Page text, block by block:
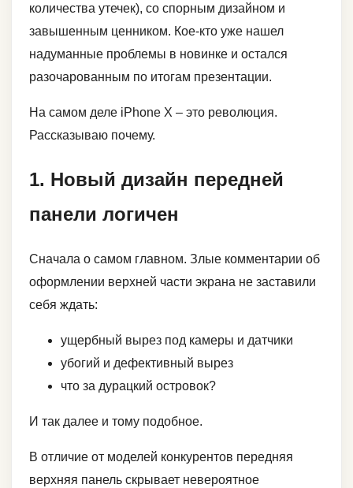
количества утечек), со спорным дизайном и
завышенным ценником. Кое-кто уже нашел
надуманные проблемы в новинке и остался
разочарованным по итогам презентации.
На самом деле iPhone X – это революция.
Рассказываю почему.
1. Новый дизайн передней
панели логичен
Сначала о самом главном. Злые комментарии об
оформлении верхней части экрана не заставили
себя ждать:
ущербный вырез под камеры и датчики
убогий и дефективный вырез
что за дурацкий островок?
И так далее и тому подобное.
В отличие от моделей конкурентов передняя
верхняя панель скрывает невероятное